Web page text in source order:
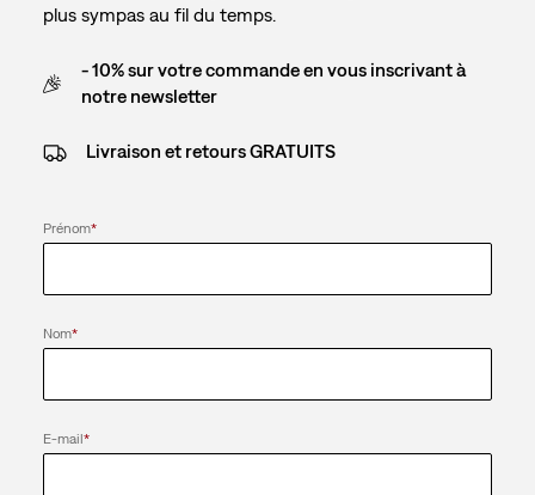
plus sympas au fil du temps.
- 10% sur votre commande en vous inscrivant à
notre newsletter
Livraison et retours GRATUITS
Prénom*
Nom*
E-mail*